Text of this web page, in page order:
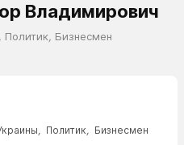
Владимирович
, Политик, Бизнесмен
, Политик, Бизнесмен